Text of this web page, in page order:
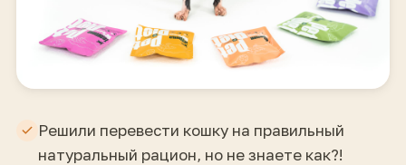
Решили перевести кошку на правильный
натуральный рацион, но не знаете как?!